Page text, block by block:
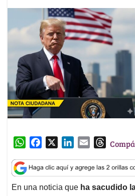
W
a
t
s
c
e
b
n
k
e
a
i
l
T
r
e
a
En una noticia que ha sacudido